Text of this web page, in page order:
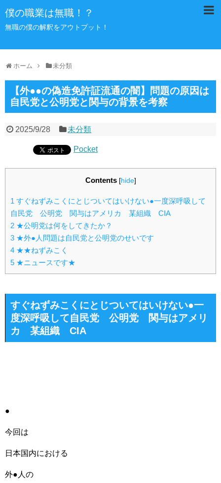
僕の職業は無職！？
無職の僕の解釈をアウトプット！
ホーム 未分類
【外●●の偽造免許証流通の闇】問題の原因は
自民党と公明党と関与の背景を考察
2025/9/28 未分類
Pocket
Contents [hide]
1 すぐねずみこくにとじついてはいけない●一度深呼吸して
自民党 公明党 関与はアメリカ 某組織 CIA
2 ★公明党は何をしてきたか？
3 ★外●人問題は自民党と公明党のせいです
4 ★★ねずみこく
5 ★ニュースです★
すぐねずみこくにとじついてはいけない●一
度深呼吸して自民党 公明党 関与はアメリ
カ 某組織 CIA
●
今回は
日本国内における
外●人の